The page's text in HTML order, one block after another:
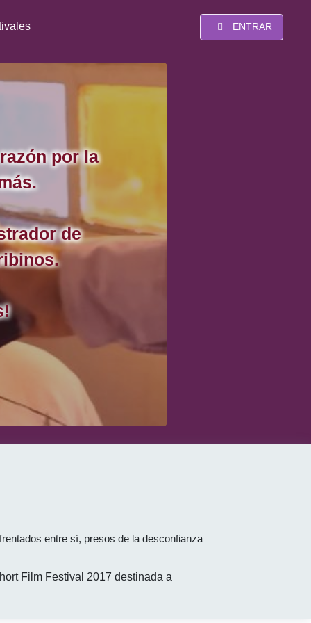
ENTRAR
por la
de
entre sí, presos de la desconfianza
Film Festival 2017 destinada a